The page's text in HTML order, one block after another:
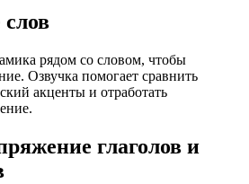
рядом со словом, чтобы
Озвучка помогает сравнить
акценты и отработать
глаголов и